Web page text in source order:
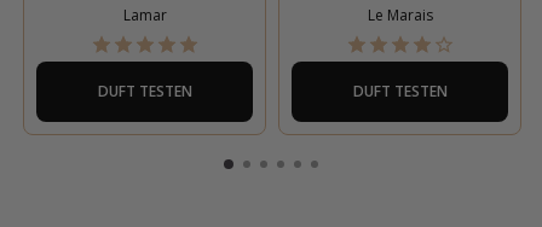
Lamar
DUFT TESTEN
Le Marais
DUFT TESTEN